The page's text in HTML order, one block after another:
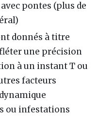
pontes (plus de
donnés à titre
une précision
à un instant T ou
facteurs
ou infestations